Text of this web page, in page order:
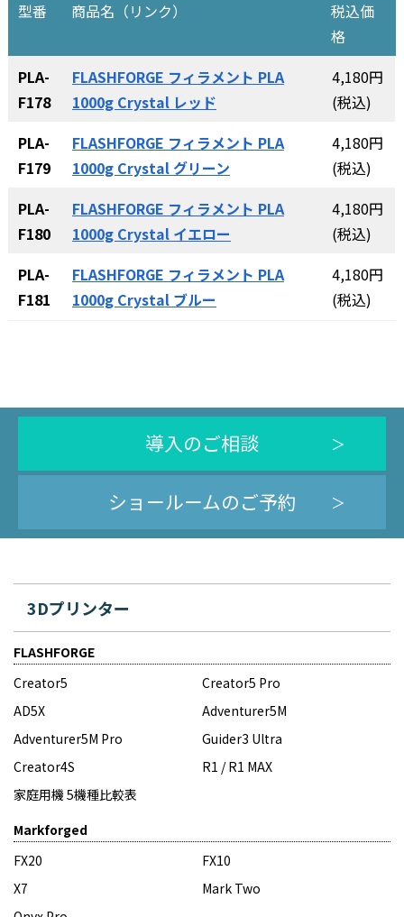
型番 商品名（リンク）
税込価
格
PLA-
F178
FLASHFORGE フィラメント PLA
1000g Crystal レッド
4,180円
(税込)
PLA-
F179
FLASHFORGE フィラメント PLA
1000g Crystal グリーン
4,180円
(税込)
PLA-
F180
FLASHFORGE フィラメント PLA
1000g Crystal イエロー
4,180円
(税込)
PLA-
F181
FLASHFORGE フィラメント PLA
1000g Crystal ブルー
4,180円
(税込)
導入のご相談
ショールームのご予約
3Dプリンター
FLASHFORGE
Creator5
Creator5 Pro
AD5X
Adventurer5M
Adventurer5M Pro
Guider3 Ultra
Creator4S
R1 / R1 MAX
家庭用機 5機種比較表
Markforged
FX20
FX10
X7
Mark Two